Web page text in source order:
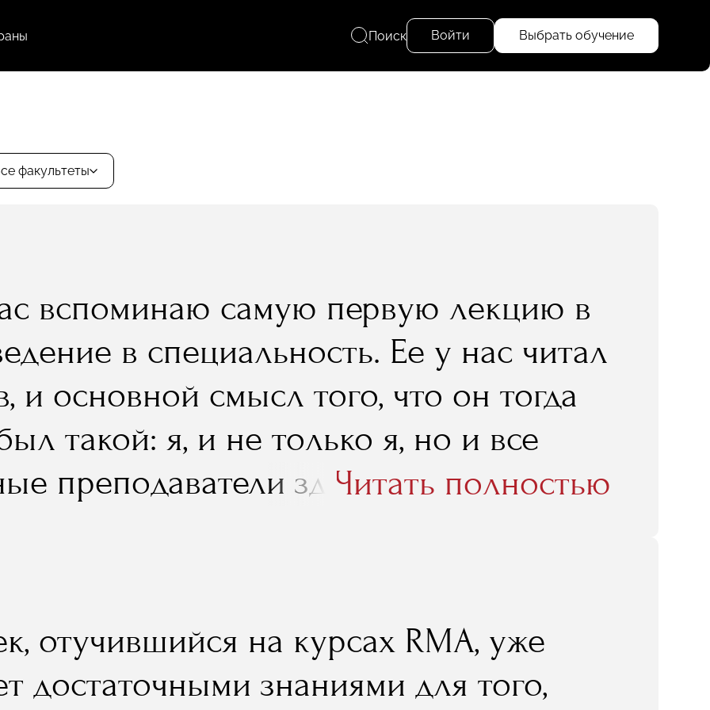
Поиск Войти Выбрать обучение
факультеты
вспоминаю самую первую лекцию в
в специальность. Ее у нас читал
и основной смысл того, что он тогда
такой: я, и не только я, но и все
преподаватели здесь находятся для
это не приятное хобби, а очень
иногда даже изнурительный труд… И
сказать, что именно это я и считаю
Читать полностью
отучившийся на курсах RMA, уже
достаточными знаниями для того,